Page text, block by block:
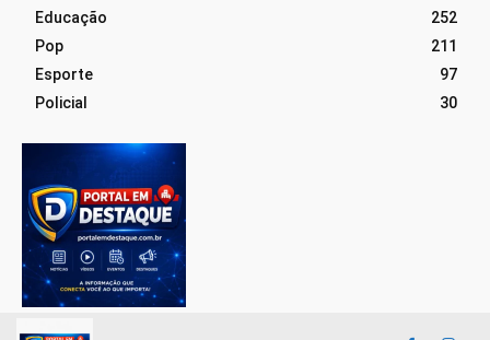
Educação
252
Pop
211
Esporte
97
Policial
30